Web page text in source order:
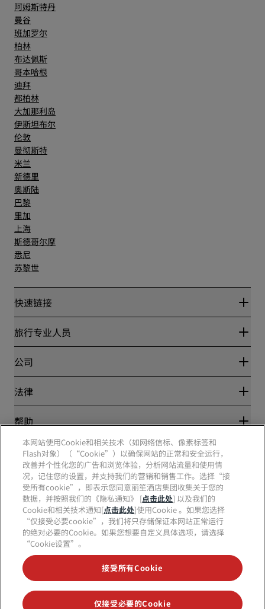
阿姆斯特丹
曼谷
班加罗尔
柏林
布达佩斯
哥本哈根
迪拜
都柏林
大加那利岛
伊斯坦布尔
伦敦
曼彻斯特
米兰
新德里
奥斯陆
巴黎
里加
上海
斯德哥尔摩
悉尼
苏黎世
快速链接
丽赏会
Blog
目的地
丽笙酒店集团APP
体育认证酒店
家庭友好型酒店
旅行专业人员
合作伙伴
公司
丽笙酒店集团
工作机会 RHG
工作机会 PPHE
工作机会 EHL
The Club by RHG
发展机会
责任经营
采购
法律
隐私中心
丽赏会条款和条件
网站使用协议
数字无障碍
现代奴隶制声明
帮助
消费者警示
联系方式
常见问题
网站地图
社交媒体
丽笙酒店集团品牌
不再错失我们最受欢迎的酒店优惠
本网站使用Cookie和相关技术（如网络信标、像素标签和
Flash对象）（“Cookie”）以确保网站的正常和安全运行，
改善并个性化您的广告和浏览体验，分析网站流量和使用情
况，记住您的设置，并支持我们的营销和销售工作。选择“接
受所有cookie”，即表示您同意丽笙酒店集团收集关于您的
数据，并按照我们的《隐私通知》 [点击此处] 以及我们的
Cookie和相关技术通知[点击此处]使用Cookie 。如果您选择
“仅接受必要cookie”，我们将只存储保证本网站正常运行
的绝对必要的Cookie。如果您想要自定义具体选项，请选择
“Cookie设置”。
接受所有Cookie
仅接受必要的Cookie